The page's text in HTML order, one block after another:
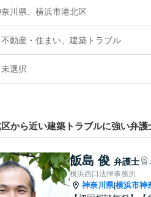
川県、横浜市港北区
不動産・住まい、建築トラブル
未選択
から近い建築トラブルに強い弁護
飯島 俊 弁護士
横浜西口法律事務所
神奈川県|横浜市神